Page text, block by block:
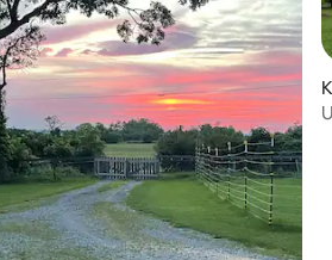
4,98/5, recenzija: 42